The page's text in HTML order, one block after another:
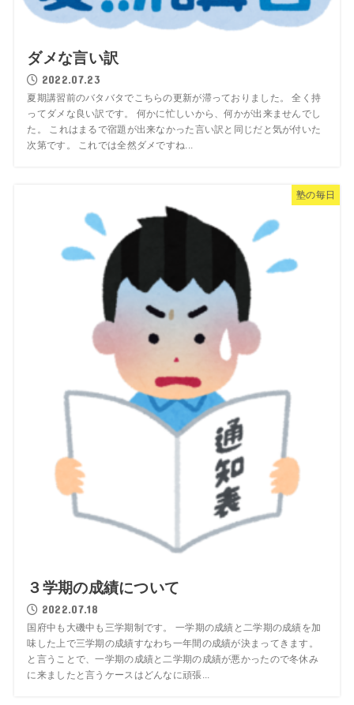
ダメな言い訳
2022.07.23
夏期講習前のバタバタでこちらの更新が滞っておりました。 全く持
ってダメな良い訳です。 何かに忙しいから、何かが出来ませんでし
た。 これはまるで宿題が出来なかった言い訳と同じだと気が付いた
次第です。 これでは全然ダメですね...
塾の毎日
３学期の成績について
2022.07.18
国府中も大磯中も三学期制です。 一学期の成績と二学期の成績を加
味した上で三学期の成績すなわち一年間の成績が決まってきます。
と言うことで、一学期の成績と二学期の成績が悪かったので冬休み
に来ましたと言うケースはどんなに頑張...